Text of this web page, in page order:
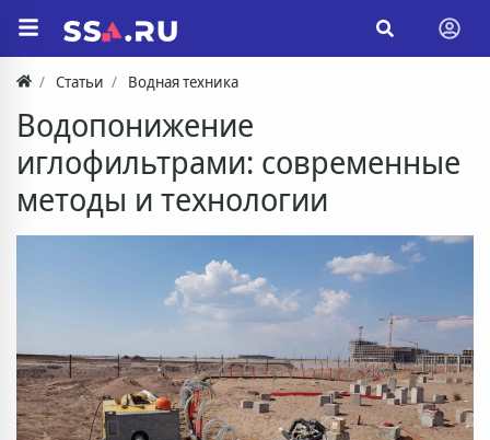
Статьи Водная техника
Водопонижение
иглофильтрами: современные
методы и технологии